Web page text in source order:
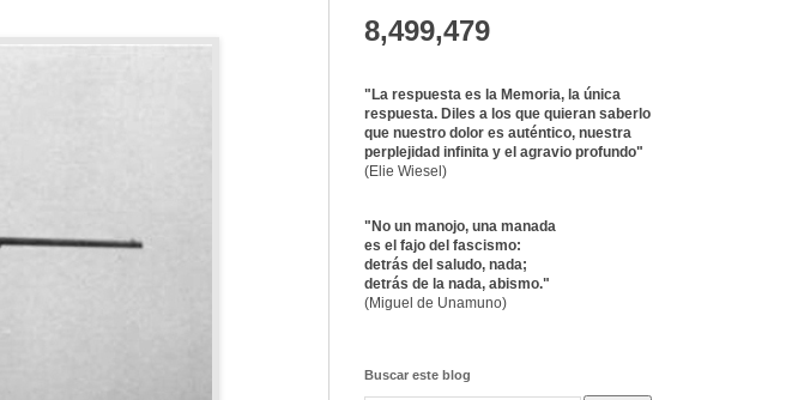
8,499,479
"La respuesta es la Memoria, la única
respuesta. Diles a los que quieran saberlo
que nuestro dolor es auténtico, nuestra
perplejidad infinita y el agravio profundo"
(Elie Wiesel)
"No un manojo, una manada
es el fajo del fascismo:
detrás del saludo, nada;
detrás de la nada, abismo."
(Miguel de Unamuno)
Buscar este blog